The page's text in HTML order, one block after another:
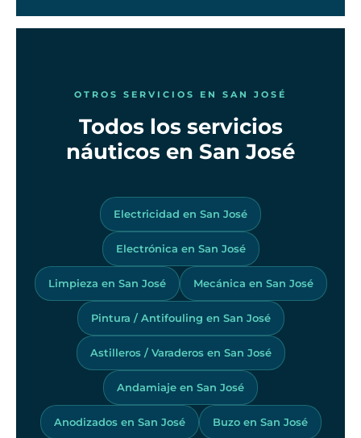
OTROS SERVICIOS EN SAN JOSÉ
Todos los servicios
náuticos en San José
Electricidad en San José
Electrónica en San José
Limpieza en San José Mecánica en San José
Pintura / Antifouling en San José
Astilleros / Varaderos en San José
Andamiaje en San José
Anodizados en San José Buzo en San José